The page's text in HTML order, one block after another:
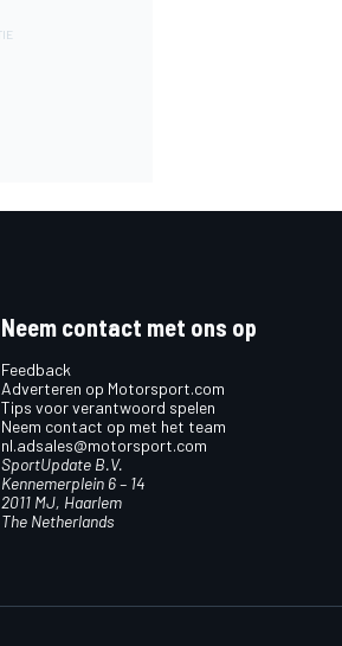
Neem contact met ons op
Feedback
Adverteren op Motorsport.com
Tips voor verantwoord spelen
Neem contact op met het team
nl.adsales@motorsport.com
SportUpdate B.V.
Kennemerplein 6 – 14
2011 MJ, Haarlem
The Netherlands